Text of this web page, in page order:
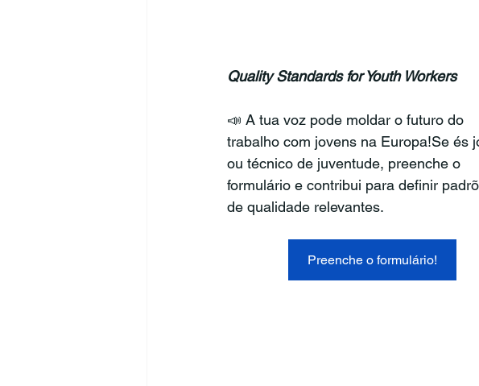
Quality Standards for Youth Workers
📣 A tua voz pode moldar o futuro do
trabalho com jovens na Europa!Se és
ou técnico de juventude, preenche o
formulário e contribui para definir
de qualidade relevantes.
Preenche o formulário!